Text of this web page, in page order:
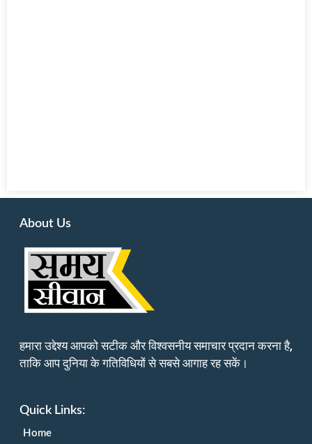
About Us
हमारा उद्देश्य आपको सटीक और विश्वसनीय समाचार प्रदान करना है,
ताकि आप दुनिया के गतिविधियों से सबसे आगाह रह सकें।
Quick Links:
Home